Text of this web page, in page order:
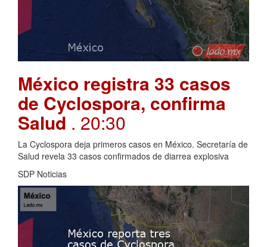
México registra 33 casos
de Cyclospora, confirma
Salud . 20:30
La Cyclospora deja primeros casos en México. Secretaría de
Salud revela 33 casos confirmados de diarrea explosiva
SDP Noticias